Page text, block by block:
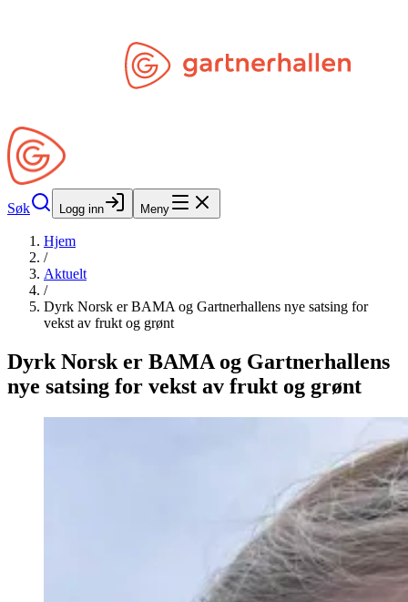
Søk
Åpne Min Side
Logg inn
Meny
Hjem
/
Aktuelt
/
Dyrk Norsk er BAMA og Gartnerhallens nye satsing for
vekst av frukt og grønt
Dyrk Norsk er BAMA og Gartnerhallens
nye satsing for vekst av frukt og grønt